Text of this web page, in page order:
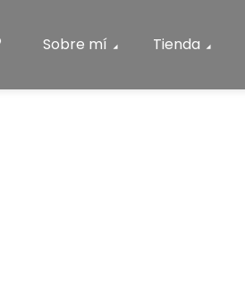
Sobre mí Tienda